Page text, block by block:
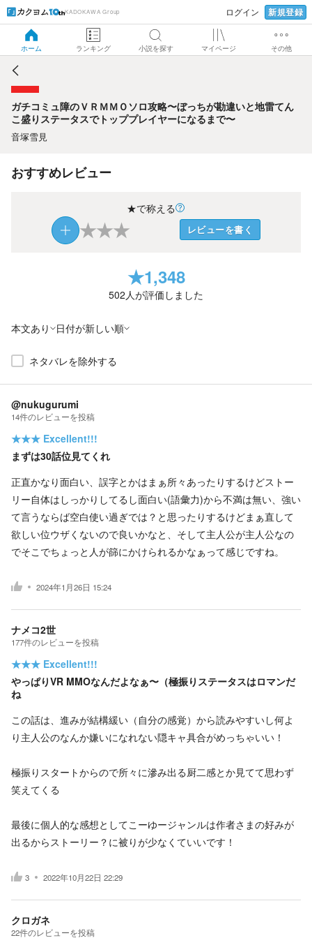
KADOKAWA Group ログイン 新規登録
ホーム ランキング 小説を探す マイページ その他
ガチコミュ障のＶＲＭＭＯソロ攻略〜ぼっちが勘違いと地雷
てんこ盛りステータスでトッププレイヤーになるまで〜
ガチコミュ障のＶＲＭＭＯソロ攻略〜ぼっちが勘違いと地雷てん
こ盛りステータスでトッププレイヤーになるまで〜
音塚雪見
おすすめレビュー
★で称える
★★★ レビューを書く
★1,348
502人が評価しました
本文あり 日付が新しい順
ネタバレを除外する
@nukugurumi
14件のレビューを投稿
★★★ Excellent!!!
まずは30話位見てくれ
正直かなり面白い、誤字とかはまぁ所々あったりするけどストー
リー自体はしっかりしてるし面白い(語彙力)から不満は無い、強い
て言うならば空白使い過ぎでは？と思ったりするけどまぁ直して
欲しい位ウザくないので良いかなと、そして主人公が主人公なの
でそこでちょっと人が篩にかけられるかなぁって感じですね。
2024年1月26日 15:24
ナメコ2世
177件のレビューを投稿
★★★ Excellent!!!
やっぱりVR MMOなんだよなぁ〜（極振りステータスはロマンだ
ね
この話は、進みが結構緩い（自分の感覚）から読みやすいし何よ
り主人公のなんか嫌いになれない隠キャ具合がめっちゃいい！
極振りスタートからので所々に滲み出る厨二感とか見てて思わず
笑えてくる
最後に個人的な感想としてこーゆージャンルは作者さまの好みが
出るからストーリー？に被りが少なくていいです！
3 2022年10月22日 22:29
クロガネ
22件のレビューを投稿